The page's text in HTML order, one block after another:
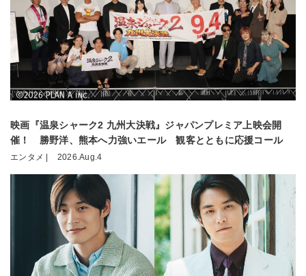
映画『温泉シャーク2 九州大決戦』ジャパンプレミア上映会開
催！ 勝野洋、熊本へ力強いエール 観客とともに応援コール
エンタメ | 2026.Aug.4